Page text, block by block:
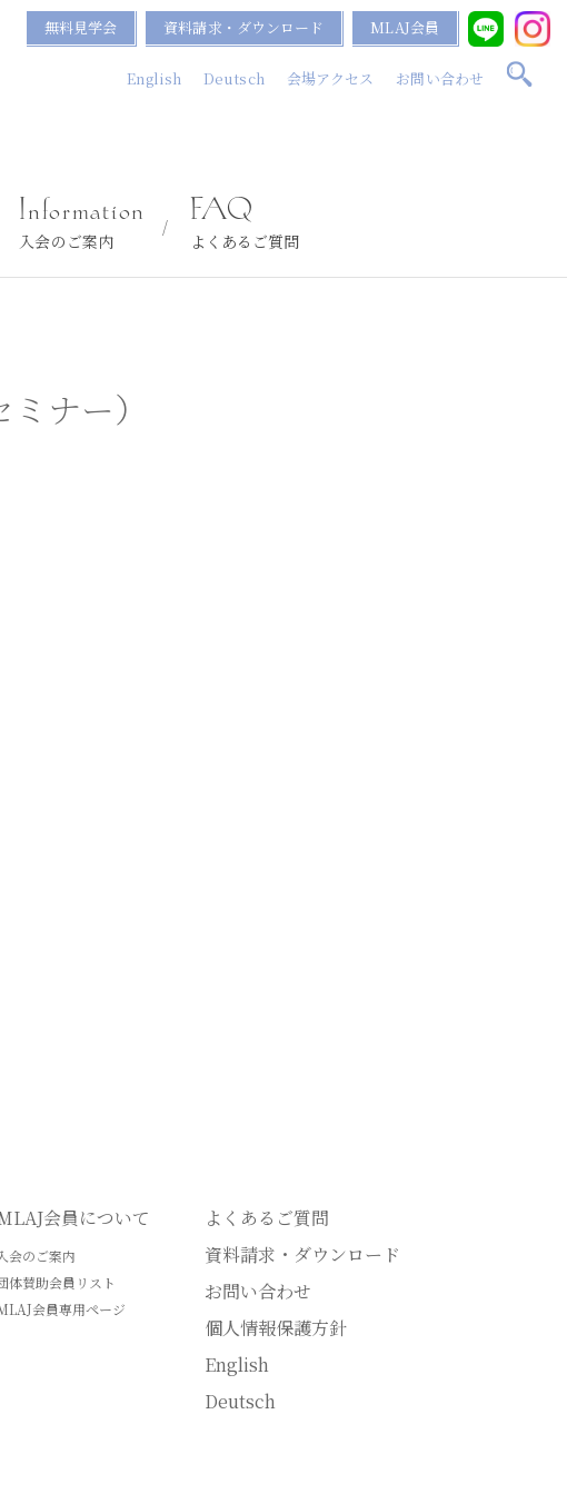
無料見学会 資料請求・ダウンロード MLAJ会員
English Deutsch 会場アクセス お問い合わせ
入会のご案内
Information
よくあるご質問
FAQ
ナー）
会員について
会のご案内
体賛助会員リスト
会員専用ページ
よくあるご質問
資料請求・ダウンロード
お問い合わせ
個人情報保護方針
English
Deutsch